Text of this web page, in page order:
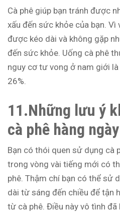
Cà phê giúp bạn tránh được
xấu đến sức khỏe của bạn. Vì
được kéo dài và không gặp
đến sức khỏe. Uống cà phê
nguy cơ tư vong ở nam giới
26%.
11.Những lưu ý
cà phê hàng ngày
Bạn có thói quen sử dụng cà
trong vòng vài tiếng mới có
phê. Thậm chí bạn có thể sử
dài từ sáng đến chiều để tận
từ cà phê. Điều này vô tình